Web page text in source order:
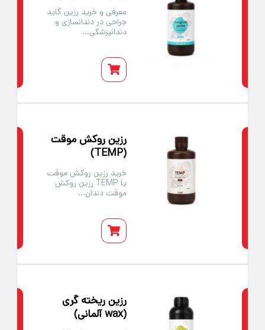
معرفی و خرید رزین گاید
جراحی در دندانسازی و
دندانپزشکی...
رزین روکش موقت
(TEMP)
خرید رزین روکش موقت
یا TEMP رزین روکش
موقت دندان...
رزین ریخته‌ گری
(wax آلمانی)